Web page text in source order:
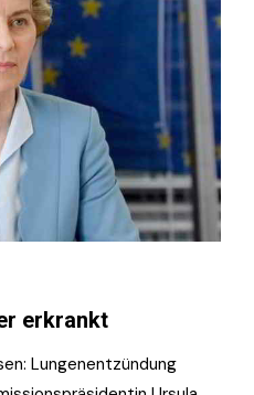
erkrankt
Lungenentzündung